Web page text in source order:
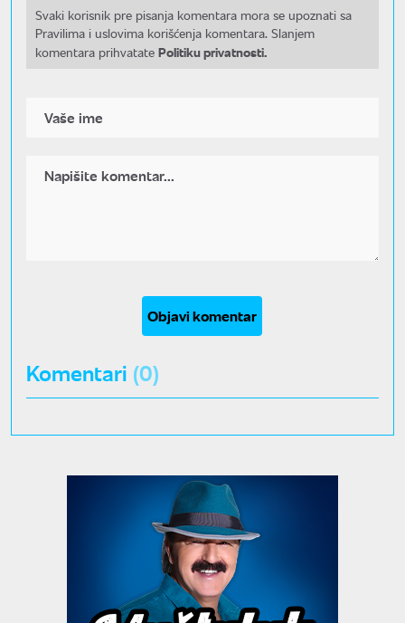
Svaki korisnik pre pisanja komentara mora se upoznati sa
Pravilima i uslovima korišćenja komentara. Slanjem
komentara prihvatate Politiku privatnosti.
Objavi komentar
Komentari (0)